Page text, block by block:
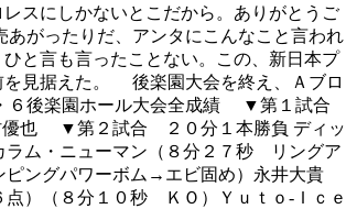
スにしかないとこだから。ありがとうご
がったりだ、アンタにこんなこと言われ
と言も言ったことない。この、新日本プ
を見据えた。 後楽園大会を終え、Ａブロ
・６後楽園ホール大会全成績 ▼第１試合
優也 ▼第２試合 ２０分１本勝負 ディッ
ム・ニューマン（８分２７秒 リングア
ングパワーボム→エビ固め）永井大貴
（８分１０秒 ＫＯ）Ｙｕｔｏ‐Ｉｃｅ